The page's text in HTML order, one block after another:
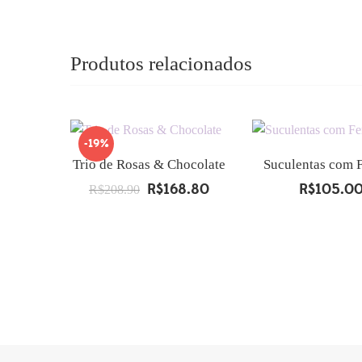
Produtos relacionados
-19%
Trio de Rosas & Chocolate
R$208.90
O
R$168.80O
Suculentas com
R$